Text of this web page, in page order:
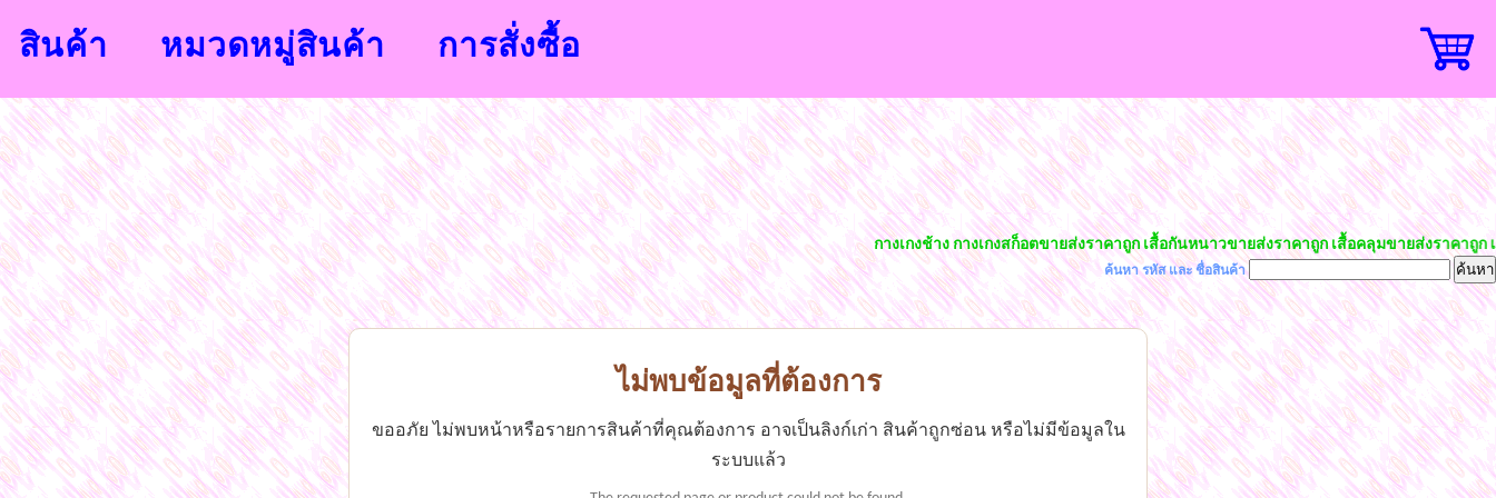
สินค้า หมวดหมู่สินค้า การสั่งซื้อ
กางเกงช้าง กางเกงสก็อตขายส่งราคาถูก เสื้อกันหนาวขายส่งราคาถูก เสื้อคลุมขายส่งราคา
ค้นหา รหัส และ ชื่อสินค้า
ไม่พบข้อมูลที่ต้องการ
ขออภัย ไม่พบหน้าหรือรายการสินค้าที่คุณต้องการ อาจเป็นลิงก์เก่า สินค้าถูกซ่อน หรือไม่มีข้อมูลใน
ระบบแล้ว